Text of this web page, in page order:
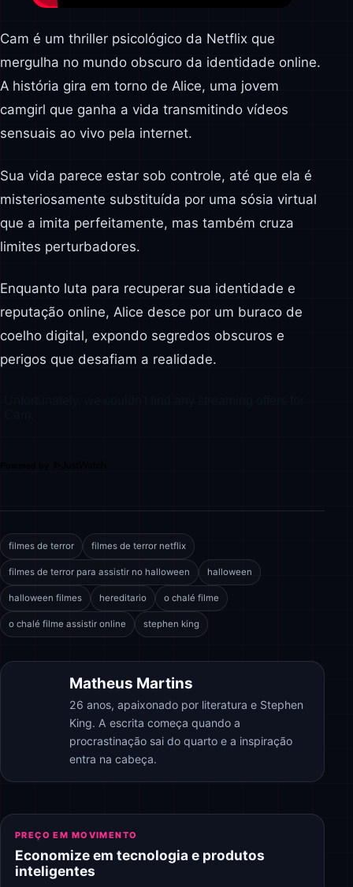
Cam é um thriller psicológico da Netflix que
mergulha no mundo obscuro da identidade online.
A história gira em torno de Alice, uma jovem
camgirl que ganha a vida transmitindo vídeos
sensuais ao vivo pela internet.
Sua vida parece estar sob controle, até que ela é
misteriosamente substituída por uma sósia virtual
que a imita perfeitamente, mas também cruza
limites perturbadores.
Enquanto luta para recuperar sua identidade e
reputação online, Alice desce por um buraco de
coelho digital, expondo segredos obscuros e
perigos que desafiam a realidade.
filmes de terror filmes de terror netflix
filmes de terror para assistir no halloween halloween
halloween filmes hereditario o chalé filme
o chalé filme assistir online stephen king
Matheus Martins
26 anos, apaixonado por literatura e Stephen
King. A escrita começa quando a
procrastinação sai do quarto e a inspiração
entra na cabeça.
PREÇO EM MOVIMENTO
Economize em tecnologia e produtos
inteligentes